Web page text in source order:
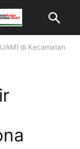
di Kecamatan